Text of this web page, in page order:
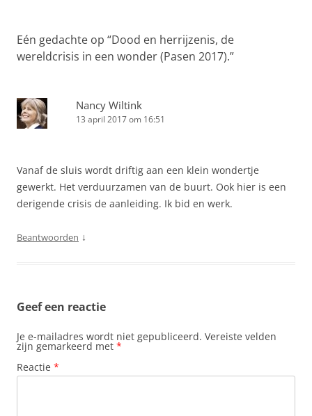
Eén gedachte op “Dood en herrijzenis, de
wereldcrisis in een wonder (Pasen 2017).”
Nancy Wiltink
13 april 2017 om 16:51
Vanaf de sluis wordt driftig aan een klein wondertje
gewerkt. Het verduurzamen van de buurt. Ook hier is een
derigende crisis de aanleiding. Ik bid en werk.
Beantwoorden ↓
Geef een reactie
Je e-mailadres wordt niet gepubliceerd. Vereiste velden
zijn gemarkeerd met *
Reactie *